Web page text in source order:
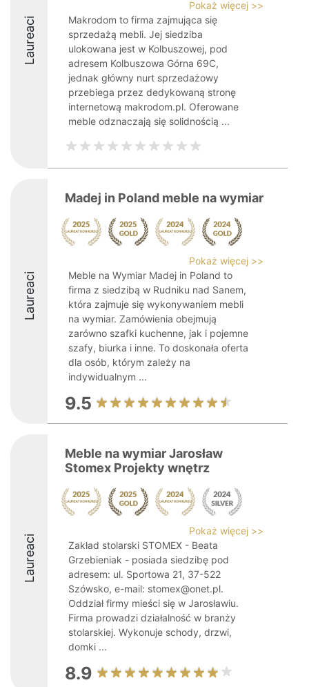
Laureaci
Pokaż więcej >>
Makrodom to firma zajmująca się
sprzedażą mebli. Jej siedziba
ulokowana jest w Kolbuszowej, pod
adresem Kolbuszowa Górna 69C,
jednak główny nurt sprzedażowy
przebiega przez dedykowaną stronę
internetową makrodom.pl. Oferowane
meble odznaczają się solidnością ...
Laureaci
Madej in Poland meble na wymiar
Pokaż więcej >>
Meble na Wymiar Madej in Poland to
firma z siedzibą w Rudniku nad Sanem,
która zajmuje się wykonywaniem mebli
na wymiar. Zamówienia obejmują
zarówno szafki kuchenne, jak i pojemne
szafy, biurka i inne. To doskonała oferta
dla osób, którym zależy na
indywidualnym ...
9.5
Laureaci
Meble na wymiar Jarosław
Stomex Projekty wnętrz
Pokaż więcej >>
Zakład stolarski STOMEX - Beata
Grzebieniak - posiada siedzibę pod
adresem: ul. Sportowa 21, 37-522
Szówsko, e-mail: stomex@onet.pl.
Oddział firmy mieści się w Jarosławiu.
Firma prowadzi działalność w branży
stolarskiej. Wykonuje schody, drzwi,
domki ...
8.9